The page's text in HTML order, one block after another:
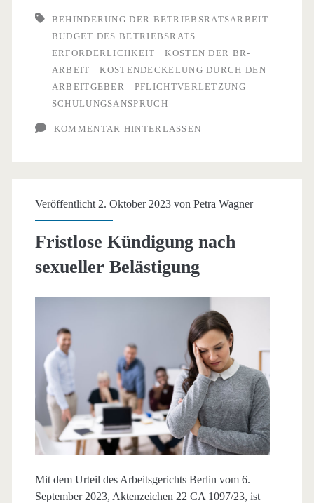
was
von
einem
Budget
ist
BEHINDERUNG DER BETRIEBSRATSARBEIT
BUDGET DES BETRIEBSRATS
ERFORDERLICHKEIT
KOSTEN DER BR-
ARBEIT
KOSTENDECKELUNG DURCH DEN
ARBEITGEBER
PFLICHTVERLETZUNG
SCHULUNGSANSPRUCH
KOMMENTAR HINTERLASSEN
Veröffentlicht 2. Oktober 2023 von Petra Wagner
Fristlose Kündigung nach
sexueller Belästigung
Mit dem Urteil des Arbeitsgerichts Berlin vom 6.
September 2023, Aktenzeichen 22 CA 1097/23, ist